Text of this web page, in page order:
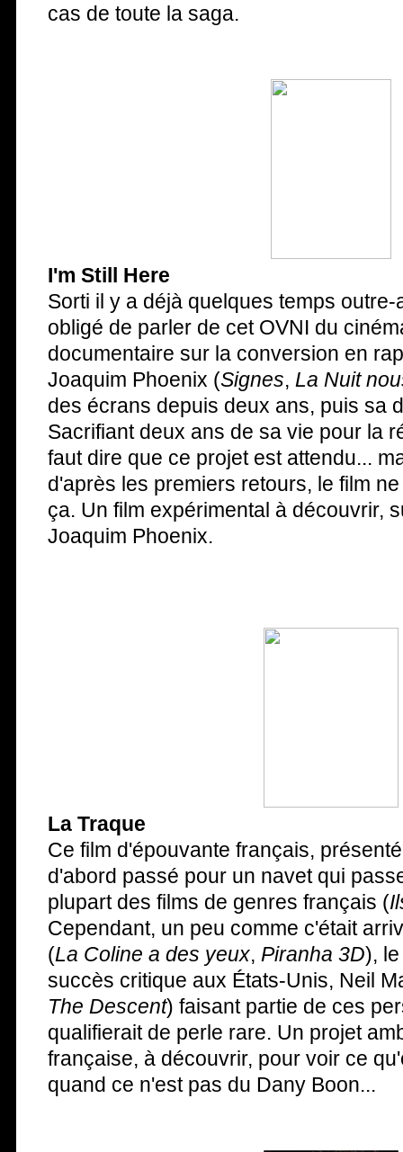
cas de toute la saga.
I'm Still Here
Sorti il y a déjà quelques temps
obligé de parler de cet OVNI du
documentaire sur la conversion en
Joaquim Phoenix (Signes, La Nuit
des écrans depuis deux ans, puis sa
Sacrifiant deux ans de sa vie pour la
faut dire que ce projet est attendu...
d'après les premiers retours, le film
ça. Un film expérimental à découvrir,
Joaquim Phoenix.
La Traque
Ce film d'épouvante français,
d'abord passé pour un navet qui
plupart des films de genres français (
Cependant, un peu comme c'était
(La Coline a des yeux, Piranha 3D),
succès critique aux États-Unis, Neil
The Descent) faisant partie de ces
qualifierait de perle rare. Un projet
française, à découvrir, pour voir ce
quand ce n'est pas du Dany Boon...